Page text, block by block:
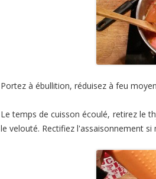
Portez à ébullition, réduisez à feu
Le temps de cuisson écoulé, retirez le
le velouté. Rectifiez l'assaisonnement si